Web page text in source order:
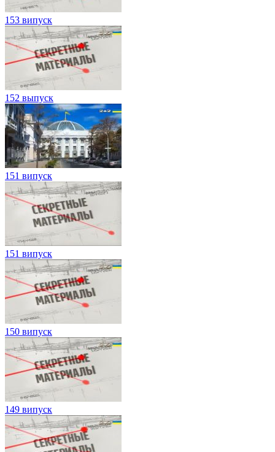
153 випуск
152 выпуск
151 випуск
151 випуск
150 випуск
149 випуск